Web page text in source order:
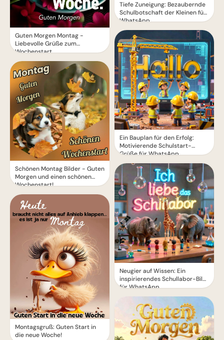
Guten Morgen Montag -
Liebevolle Grüße zum
Wochenstart
Schönen Montag Bilder - Guten
Morgen und einen schönen
Wochenstart!
Montagsgruß: Guten Start in
die neue Woche!
Tiefe Zuneigung: Bezaubernde
Schulbotschaft der Kleinen für
WhatsApp
Ein Bauplan für den Erfolg:
Motivierende Schulstart-
Grüße für WhatsApp
Neugier auf Wissen: Ein
inspirierendes Schullabor-Bild
für WhatsApp